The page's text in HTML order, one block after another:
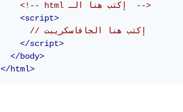
<!-- html إكتب هنا الـ  -->
<script>
// إكتب هنا الجافاسكريبت
</script>
</body>
</html>